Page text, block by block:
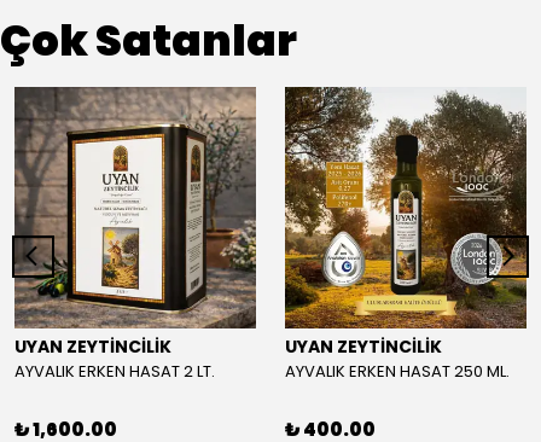
Çok Satanlar
UYAN ZEYTİNCİLİK
AYVALIK ERKEN HASAT 2 LT.
₺ 1,600.00
UYAN ZEYTİNCİLİK
AYVALIK ERKEN HASAT 250 ML.
₺ 400.00